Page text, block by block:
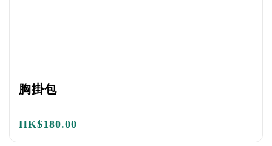
胸掛包
HK$180.00